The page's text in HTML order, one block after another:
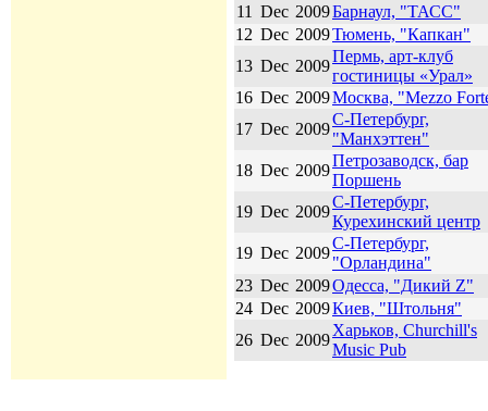
11 Dec 2009Барнаул, "ТАСС"
12 Dec 2009Тюмень, "Капкан"
13 Dec 2009
Пермь, арт-клуб
гостиницы «Урал»
16 Dec 2009Москва, "Mezzo
17 Dec 2009
С-Петербург,
"Манхэттен"
18 Dec 2009
Петрозаводск, бар
Поршень
19 Dec 2009
С-Петербург,
Курехинский центр
19 Dec 2009
С-Петербург,
"Орландина"
23 Dec 2009Одесса, "Дикий Z"
24 Dec 2009Киев, "Штольня"
26 Dec 2009
Харьков, Churchill's
Music Pub